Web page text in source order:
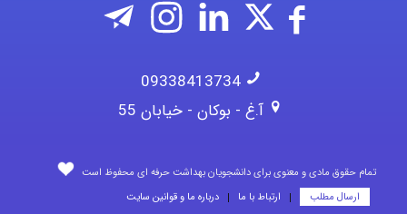
09338413734
آ.غ - بوکان - خیابان 55
تمام حقوق مادی و معنوی برای دانشجویان بهداشت حرفه ای محفوظ است
ارسال مطلب
ارتباط با ما درباره ما و قوانین سایت